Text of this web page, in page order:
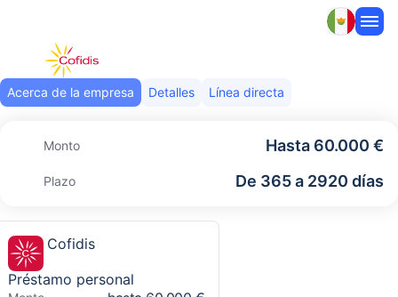
Acerca de la empresa Detalles Línea directa
Monto Hasta 60.000 €
Plazo De 365 a 2920 días
Cofidis
Préstamo personal